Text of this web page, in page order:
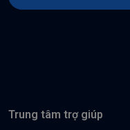
Trung tâm trợ giúp